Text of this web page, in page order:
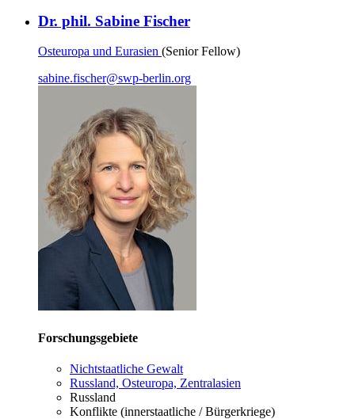
Dr. phil. Sabine Fischer
Osteuropa und Eurasien (Senior Fellow)
sabine.fischer@swp-berlin.org
Forschungsgebiete
Nichtstaatliche Gewalt
Russland, Osteuropa, Zentralasien
Russland
Konflikte (innerstaatliche / Bürgerkriege)